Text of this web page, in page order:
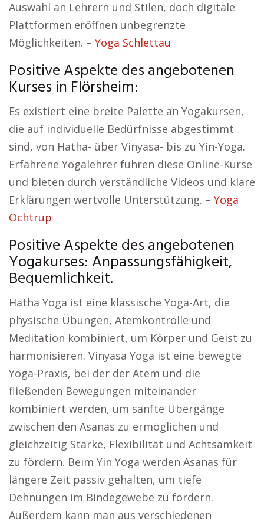
Auswahl an Lehrern und Stilen, doch digitale
Plattformen eröffnen unbegrenzte
Möglichkeiten. – Yoga Schlettau
Positive Aspekte des angebotenen
Kurses in Flörsheim:
Es existiert eine breite Palette an Yogakursen,
die auf individuelle Bedürfnisse abgestimmt
sind, von Hatha- über Vinyasa- bis zu Yin-Yoga.
Erfahrene Yogalehrer führen diese Online-Kurse
und bieten durch verständliche Videos und klare
Erklärungen wertvolle Unterstützung. – Yoga
Ochtrup
Positive Aspekte des angebotenen
Yogakurses: Anpassungsfähigkeit,
Bequemlichkeit.
Hatha Yoga ist eine klassische Yoga-Art, die
physische Übungen, Atemkontrolle und
Meditation kombiniert, um Körper und Geist zu
harmonisieren. Vinyasa Yoga ist eine bewegte
Yoga-Praxis, bei der der Atem und die
fließenden Bewegungen miteinander
kombiniert werden, um sanfte Übergänge
zwischen den Asanas zu ermöglichen und
gleichzeitig Stärke, Flexibilität und Achtsamkeit
zu fördern. Beim Yin Yoga werden Asanas für
längere Zeit passiv gehalten, um tiefe
Dehnungen im Bindegewebe zu fördern.
Außerdem kann man aus verschiedenen